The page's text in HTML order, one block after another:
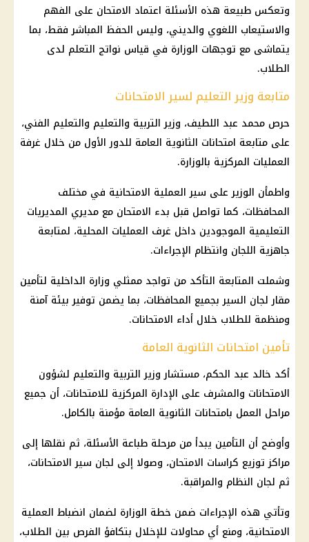
وتعكس طبيعة هذه الأسئلة اعتماد الامتحان على الفهم
والاستيعاب اللغوي والديني، وليس الحفظ المباشر فقط، بما
يتماشى مع توجهات الوزارة في قياس نواتج التعلم لدى
الطلاب.
متابعة وزير التعليم لسير الامتحانات
حرص محمد عبد اللطيف، وزير التربية والتعليم والتعليم الفني،
على متابعة امتحانات الثانوية العامة للدور الأول من خلال غرفة
العمليات المركزية بالوزارة.
واطمأن الوزير على سير العملية الامتحانية في مختلف
المحافظات، كما تواصل قبل بدء الامتحان مع مديري المديريات
التعليمية الموجودين داخل غرف العمليات المحلية، لمتابعة
جاهزية اللجان وانتظام الإجراءات.
وشملت المتابعة التأكد من تواجد ممثلي وزارة الداخلية لتأمين
مقار لجان السير بجميع المحافظات، بما يضمن توفير بيئة آمنة
ومنظمة للطلاب خلال أداء الامتحانات.
تأمين امتحانات الثانوية العامة
أكد خالد عبد الحكم، مستشاروزير التربية والتعليم لشؤون
الامتحانات والمشرف على الإدارة المركزية للامتحانات، أن جميع
مراحل العمل بامتحانات الثانوية العامة مؤمنة بالكامل.
وأوضح أن التأمين يبدأ من مرحلة طباعة الأسئلة، ثم نقلها إلى
مراكز توزيع كراسات الامتحان، وصولا إلى لجان سير الامتحانات،
ثم لجان النظام والمراقبة.
وتأتي هذه الإجراءات ضمن خطة الوزارة لضمان انضباط العملية
الامتحانية، ومنع أي محاولات للإخلال بتكافؤ الفرص بين الطلاب،